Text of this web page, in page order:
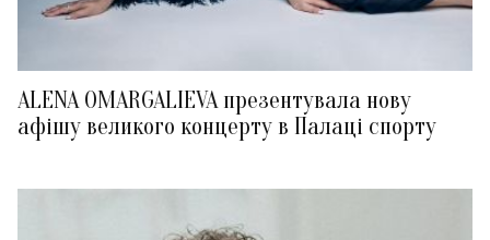
ALENA OMARGALIEVA презентувала нову
афішу великого концерту в Палаці спорту